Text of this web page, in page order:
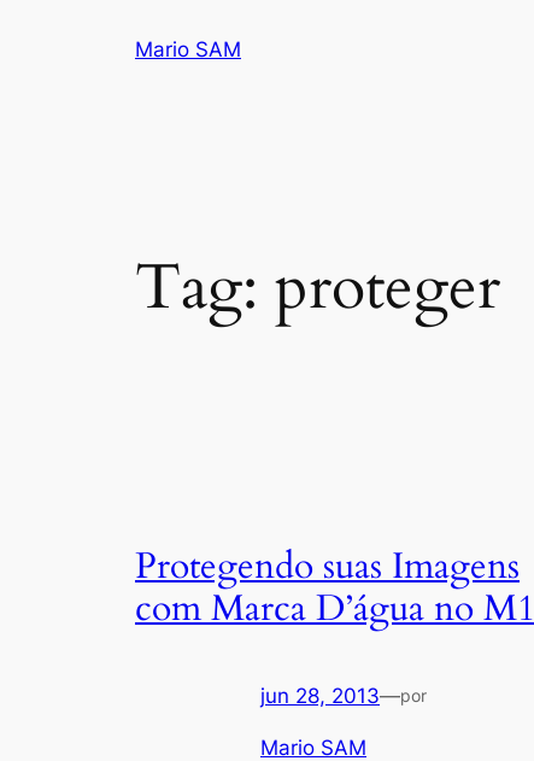
Mario SAM
Tag: proteger
Protegendo suas Imagens
com Marca D’água no M1
jun 28, 2013—por
Mario SAM